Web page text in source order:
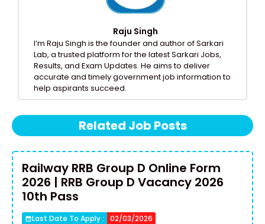
Raju Singh
I’m Raju Singh is the founder and author of Sarkari
Lab, a trusted platform for the latest Sarkari Jobs,
Results, and Exam Updates. He aims to deliver
accurate and timely government job information to
help aspirants succeed.
Related Job Posts
Railway RRB Group D Online Form
2026 | RRB Group D Vacancy 2026
10th Pass
Last Date To Apply : 02/03/2026